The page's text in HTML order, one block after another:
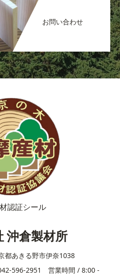
お問い合わせ
認証シール
沖倉製材所
あきる野市伊奈1038
596-2951 営業時間 / 8:00 -